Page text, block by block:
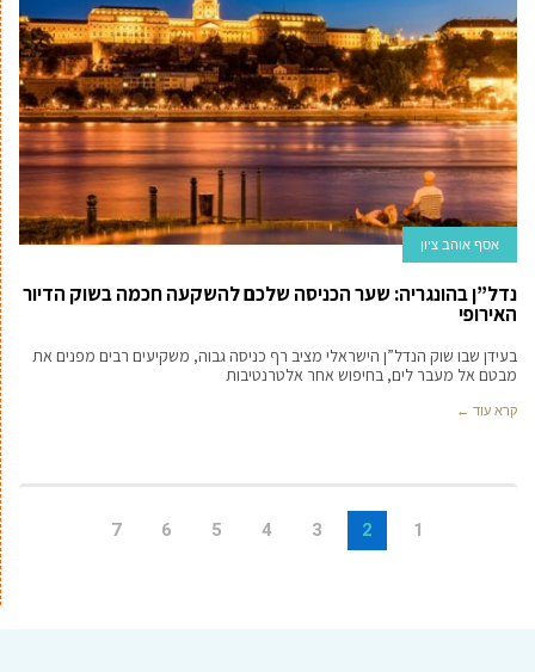
אסף אוהב ציון
נדל”ן בהונגריה: שער הכניסה שלכם להשקעה חכמה בשוק הדיור
האירופי
בעידן שבו שוק הנדל”ן הישראלי מציב רף כניסה גבוה, משקיעים רבים מפנים את
מבטם אל מעבר לים, בחיפוש אחר אלטרנטיבות
קרא עוד ←
1
2
3
4
5
6
7